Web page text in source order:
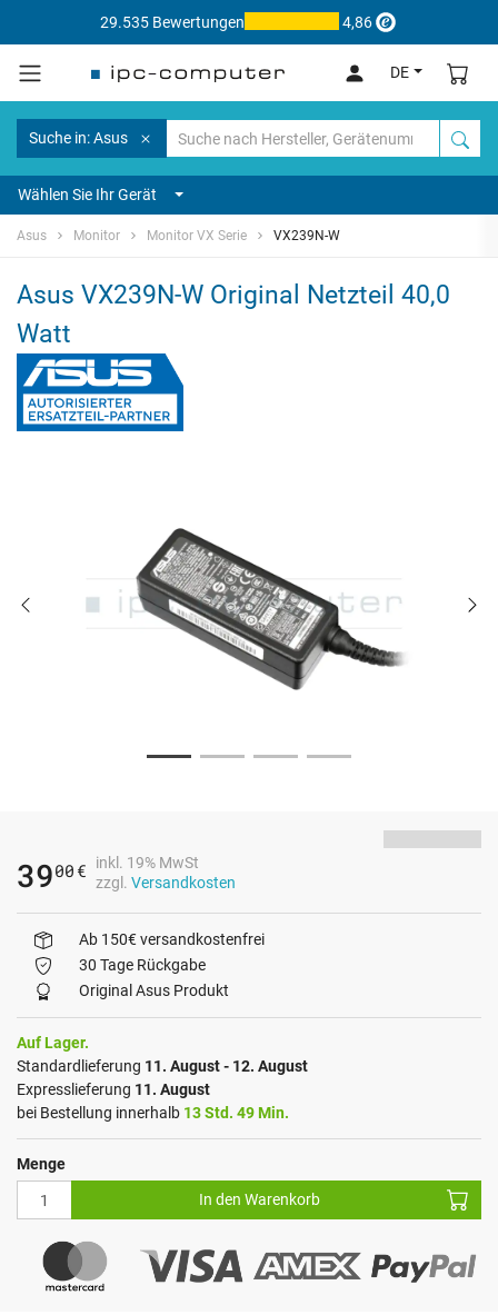
29.535 Bewertungen 4,86
DE
Suche in: Asus
Wählen Sie Ihr Gerät
Asus Monitor Monitor VX Serie VX239N-W
Asus VX239N-W Original Netzteil 40,0
Watt
3900 €
inkl. 19% MwSt
zzgl. Versandkosten
Ab 150€ versandkostenfrei
30 Tage Rückgabe
Original Asus Produkt
Auf Lager.
Standardlieferung 11. August - 12. August
Expresslieferung 11. August
bei Bestellung innerhalb 13 Std. 49 Min.
Menge
In den Warenkorb